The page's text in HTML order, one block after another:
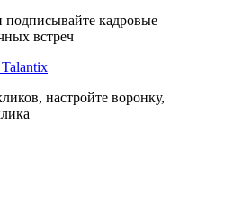
подписывайте кадровые
встреч
Talantix
настройте воронку,